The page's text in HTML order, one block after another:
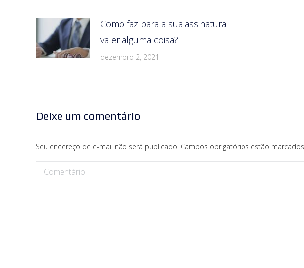
Como faz para a sua assinatura
valer alguma coisa?
dezembro 2, 2021
Deixe um comentário
Seu endereço de e-mail não será publicado. Campos obrigatórios estão marcados
Comentário